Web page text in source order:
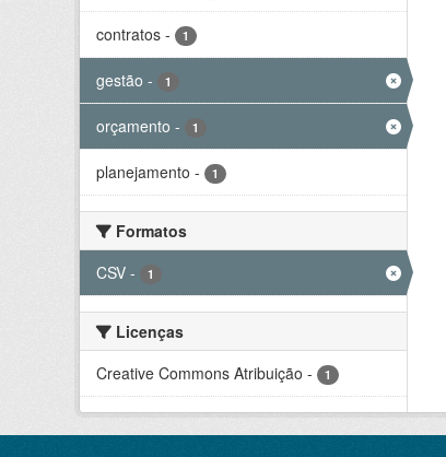
contratos - 1
gestão - 1
orçamento - 1
planejamento - 1
Formatos
CSV - 1
Licenças
Creative Commons Atribuição - 1